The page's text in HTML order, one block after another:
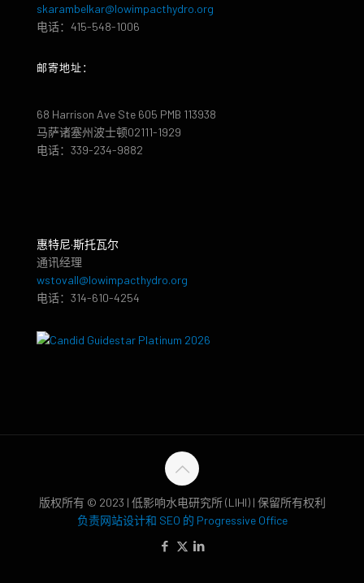
skarambelkar@lowimpacthydro.org
电话：415-548-1006
邮寄地址：
68 Harrison Ave Ste 605 PMB 113938
马萨诸塞州波士顿02111-1929
电话：339-234-9882
惠特尼·斯托瓦尔
通讯经理
wstovall@lowimpacthydro.org
电话：314-610-4254
版权所有 © 2023 | 低影响水电研究所 (LIHI) | 保留所有权利
负责网站设计和 SEO 的 Progressive Office